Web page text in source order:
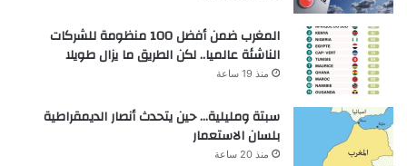
المغرب ضمن أفضل 100 منظومة للشركات
الناشئة عالميا.. لكن الطريق ما يزال طويلا
منذ 19 ساعة
سبتة ومليلية… حين يتحدث أنصار الديمقراطية
بلسان الاستعمار
منذ 20 ساعة